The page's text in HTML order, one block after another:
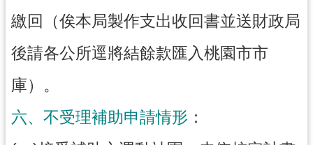
繳回（俟本局製作支出收回書並送財政局
後請各公所逕將結餘款匯入桃園市市
庫）。
六、不受理補助申請情形 ：